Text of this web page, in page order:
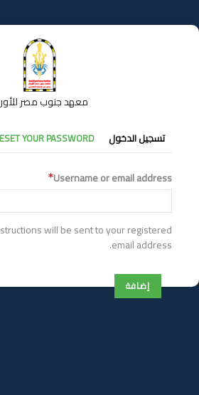
إلى
المحتوى
معهد جنوب مصر
التبويبات
الأساسية
تسجيل الدخول YOUR PASSWORD
Username or email address
will be sent to your registered
email address.